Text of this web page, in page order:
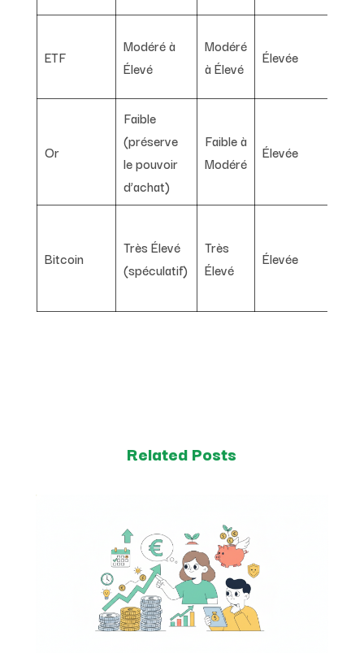
ETF
Modéré à
Élevé
Modéré
à Élevé
Élevée
Or
Faible
(préserve
le pouvoir
d’achat)
Faible à
Modéré
Élevée
Bitcoin
Très Élevé
(spéculatif)
Très
Élevé
Élevée
Related Posts